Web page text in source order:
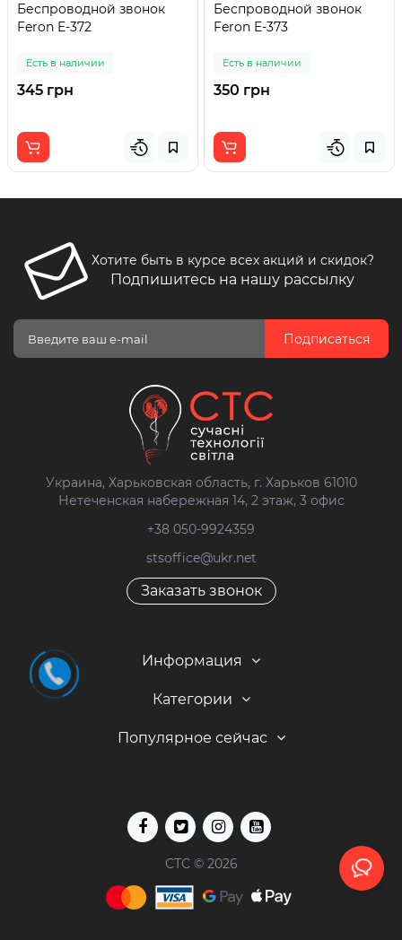
Беспроводной звонок
Feron E-372
Есть в наличии
345 грн
Беспроводной звонок
Feron E-373
Есть в наличии
350 грн
Хотите быть в курсе всех акций и скидок?
Подпишитесь на нашу рассылку
Подписаться
Украина, Харьковская область, г. Харьков 61010
Нетеченская набережная 14, 2 этаж, 3 офис
+38 050-9924359
stsoffice@ukr.net
Заказать звонок
Информация
Категории
Популярное сейчас
СТС © 2026